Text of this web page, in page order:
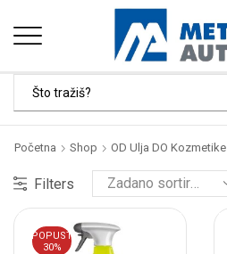
Početna Shop OD Ulja DO Kozmetike
Filters
POPUST
30%